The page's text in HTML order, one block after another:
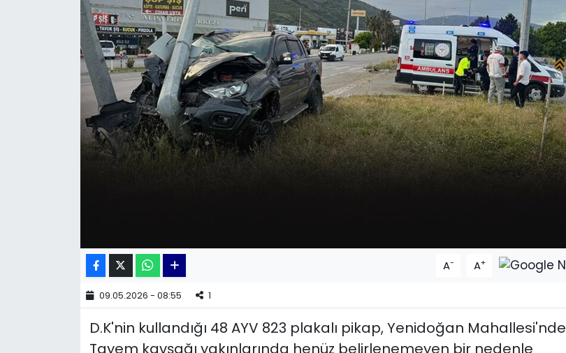
A- A+
09.05.2026 - 08:55 1
D.K'nin kullandığı 48 AYV 823 plakalı pikap, Yenidoğan Mahallesi'nde
Tayem kavşağı yakınlarında henüz belirlenemeyen bir nedenle
KÜLTÜR SANAT
MAGAZİN
POLİTİKA
SAĞLIK
YEREL POLİTİKA
YEREL YÖNETİMLER